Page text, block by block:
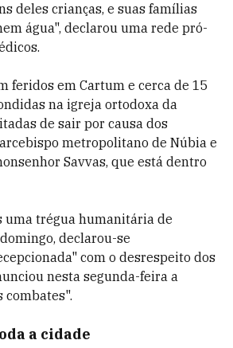
deles crianças, e suas famílias
água", declarou uma rede pró-
feridos em Cartum e cerca de 15
na igreja ortodoxa da
de sair por causa dos
metropolitano de Núbia e
Savvas, que está dentro
uma trégua humanitária de
declarou-se
com o desrespeito dos
nesta segunda-feira a
combates".
a cidade